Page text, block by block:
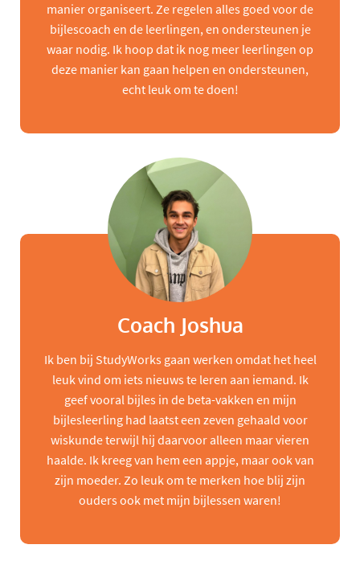
manier organiseert. Ze regelen alles goed voor de
bijlescoach en de leerlingen, en ondersteunen je
waar nodig. Ik hoop dat ik nog meer leerlingen op
deze manier kan gaan helpen en ondersteunen,
echt leuk om te doen!
Coach Joshua
Ik ben bij StudyWorks gaan werken omdat het heel
leuk vind om iets nieuws te leren aan iemand. Ik
geef vooral bijles in de beta-vakken en mijn
bijlesleerling had laatst een zeven gehaald voor
wiskunde terwijl hij daarvoor alleen maar vieren
haalde. Ik kreeg van hem een appje, maar ook van
zijn moeder. Zo leuk om te merken hoe blij zijn
ouders ook met mijn bijlessen waren!